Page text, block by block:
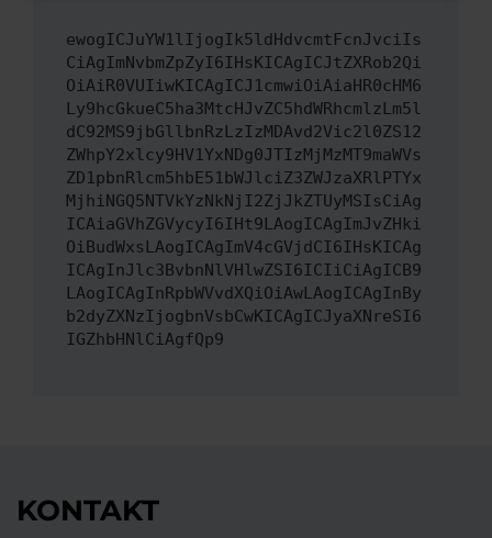
ewogICJuYW1lIjogIk5ldHdvcmtFcnJvciIs
CiAgImNvbmZpZyI6IHsKICAgICJtZXRob2Qi
OiAiR0VUIiwKICAgICJ1cmwiOiAiaHR0cHM6
Ly9hcGkueC5ha3MtcHJvZC5hdWRhcmlzLm5l
dC92MS9jbGllbnRzLzIzMDAvd2Vic2l0ZS12
ZWhpY2xlcy9HV1YxNDg0JTIzMjMzMT9maWVs
ZD1pbnRlcm5hbE51bWJlciZ3ZWJzaXRlPTYx
MjhiNGQ5NTVkYzNkNjI2ZjJkZTUyMSIsCiAg
ICAiaGVhZGVycyI6IHt9LAogICAgImJvZHki
OiBudWxsLAogICAgImV4cGVjdCI6IHsKICAg
ICAgInJlc3BvbnNlVHlwZSI6ICIiCiAgICB9
LAogICAgInRpbWVvdXQiOiAwLAogICAgInBy
b2dyZXNzIjogbnVsbCwKICAgICJyaXNreSI6
IGZhbHNlCiAgfQp9
KONTAKT